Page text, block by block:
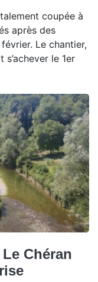
coupée à
après des
Le chantier,
le 1er
Chéran